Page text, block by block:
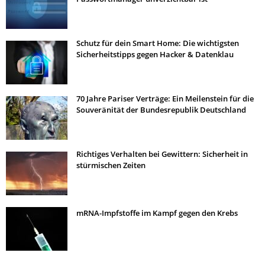
Schutz für dein Smart Home: Die wichtigsten
Sicherheitstipps gegen Hacker & Datenklau
70 Jahre Pariser Verträge: Ein Meilenstein für die
Souveränität der Bundesrepublik Deutschland
Richtiges Verhalten bei Gewittern: Sicherheit in
stürmischen Zeiten
mRNA-Impfstoffe im Kampf gegen den Krebs